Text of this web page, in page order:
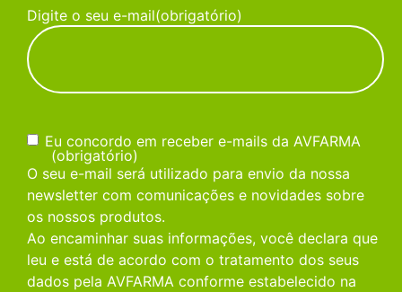
Digite o seu e-mail(obrigatório)
Consentimento(obrigatório)
Eu concordo em receber e-mails da AVFARMA
(obrigatório)
O seu e-mail será utilizado para envio da nossa
newsletter com comunicações e novidades sobre
os nossos produtos.
Ao encaminhar suas informações, você declara que
leu e está de acordo com o tratamento dos seus
dados pela AVFARMA conforme estabelecido na